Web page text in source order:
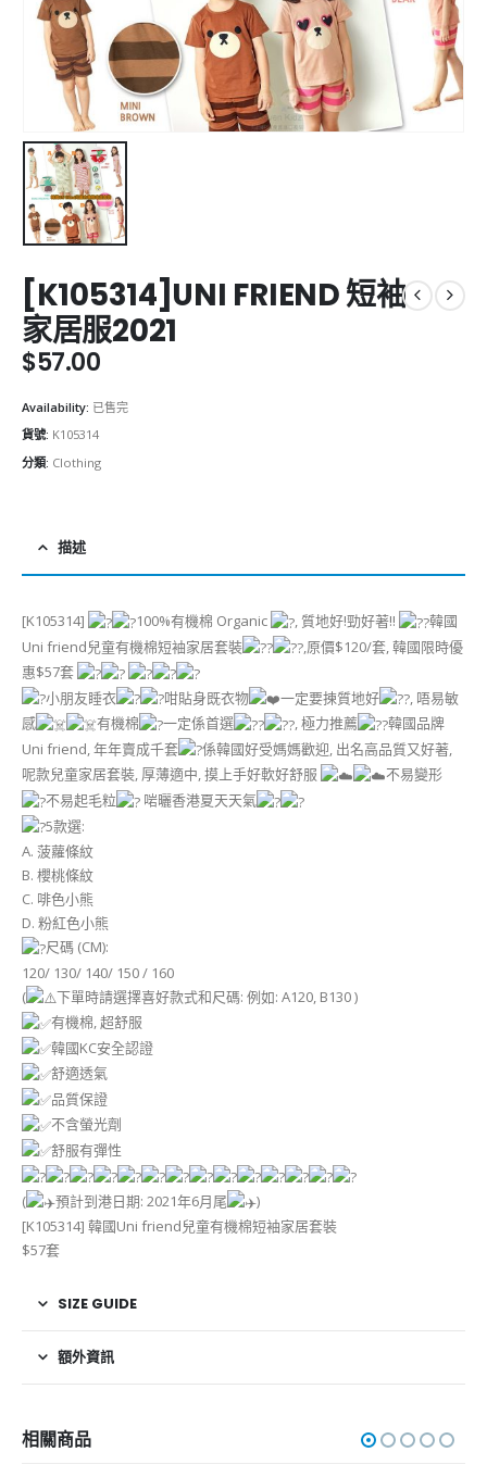
[K105314]UNI FRIEND 短袖
家居服2021
$57.00
Availability: 已售完
貨號: K105314
分類: Clothing
描述
[K105314] 100%有機棉 Organic , 質地好!勁好著!!
韓國
Uni friend兒童有機棉短袖家居套裝
,原價$120/套, 韓國限時優
惠$57套
小朋友睡衣
咁貼身既衣物 一定要揀質地好
, 唔易敏
感
有機棉 一定係首選 , 極力推薦
韓國品牌
Uni friend, 年年賣成千套
係韓國好受媽媽歡迎, 出名高品質又好著,
呢款兒童家居套裝, 厚薄適中, 摸上手好軟好舒服
不易變形
不易起毛粒
啱曬香港夏天天氣
5款選:
A. 菠蘿條紋
B. 櫻桃條紋
C. 啡色小熊
D. 粉紅色小熊
尺碼 (CM):
120/ 130/ 140/ 150 / 160
(
下單時請選擇喜好款式和尺碼: 例如: A120, B130 )
有機棉, 超舒服
韓國KC安全認證
舒適透氣
品質保證
不含螢光劑
舒服有彈性
( 預計到港日期: 2021年6月尾
)
[K105314] 韓國Uni friend兒童有機棉短袖家居套裝
$57套
SIZE GUIDE
額外資訊
相關商品